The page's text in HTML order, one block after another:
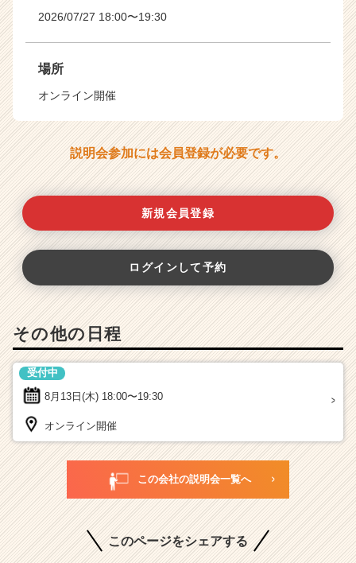
2026/07/27 18:00〜19:30
場所
オンライン開催
説明会参加には会員登録が必要です。
新規会員登録
ログインして予約
その他の日程
8月13日(木) 18:00〜19:30
受付中
オンライン開催
この会社の説明会一覧へ
このページをシェアする